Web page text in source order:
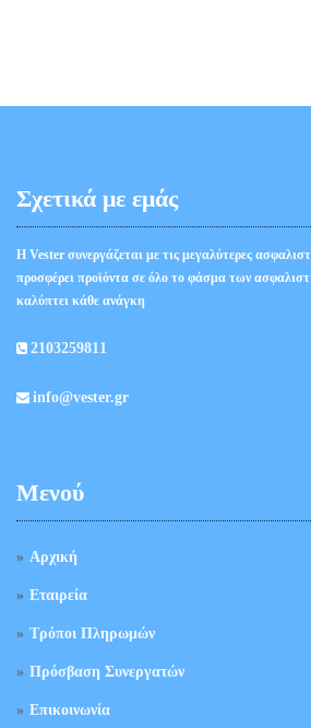
Σχετικά με εμάς
Η Vester συνεργάζεται με τις μεγαλύτερες
προσφέρει προϊόντα σε όλο το φάσμα των
καλύπτει κάθε ανάγκη
2103259811
info@vester.gr
Μενού
Αρχική
Εταιρεία
Τρόποι Πληρωμών
Πρόσβαση Συνεργατών
Επικοινωνία